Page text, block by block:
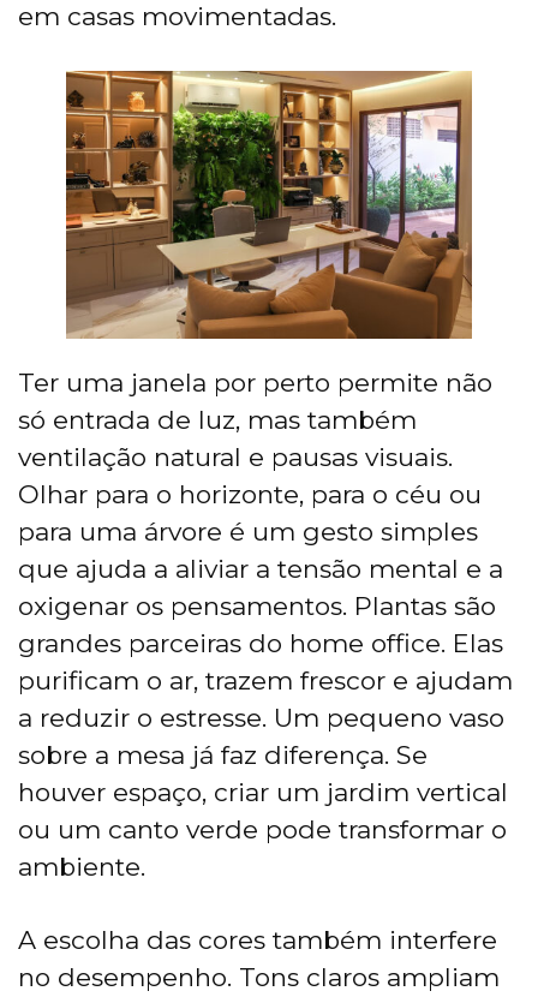
em casas movimentadas.
Ter uma janela por perto permite não
só entrada de luz, mas também
ventilação natural e pausas visuais.
Olhar para o horizonte, para o céu ou
para uma árvore é um gesto simples
que ajuda a aliviar a tensão mental e a
oxigenar os pensamentos. Plantas são
grandes parceiras do home office. Elas
purificam o ar, trazem frescor e ajudam
a reduzir o estresse. Um pequeno vaso
sobre a mesa já faz diferença. Se
houver espaço, criar um jardim vertical
ou um canto verde pode transformar o
ambiente.
A escolha das cores também interfere
no desempenho. Tons claros ampliam